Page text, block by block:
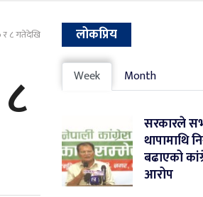
र ८ गतेदेखि लोकप्रिय
Week Month
सरकारले
थापामाथि
बढाएको
आरोप